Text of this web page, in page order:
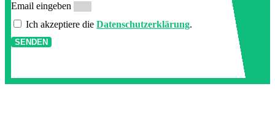
Email eingeben
Ich akzeptiere die Datenschutzerklärung.
SENDEN